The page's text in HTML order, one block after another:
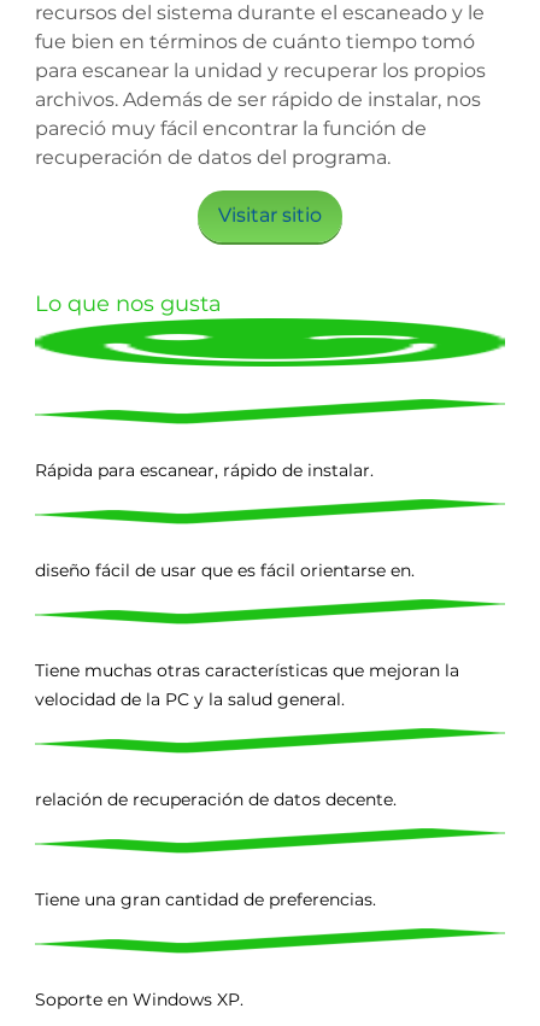
recursos del sistema durante el escaneado y le
fue bien en términos de cuánto tiempo tomó
para escanear la unidad y recuperar los propios
archivos. Además de ser rápido de instalar, nos
pareció muy fácil encontrar la función de
recuperación de datos del programa.
Visitar sitio
Lo que nos gusta
Rápida para escanear, rápido de instalar.
diseño fácil de usar que es fácil orientarse en.
Tiene muchas otras características que mejoran la
velocidad de la PC y la salud general.
relación de recuperación de datos decente.
Tiene una gran cantidad de preferencias.
Soporte en Windows XP.